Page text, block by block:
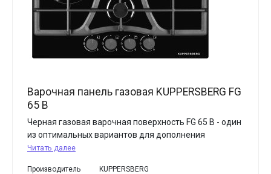
Варочная панель газовая KUPPERSBERG FG
65 B
Черная газовая варочная поверхность FG 65 B - один
из оптимальных вариантов для дополнения
Читать далее
Производитель
KUPPERSBERG